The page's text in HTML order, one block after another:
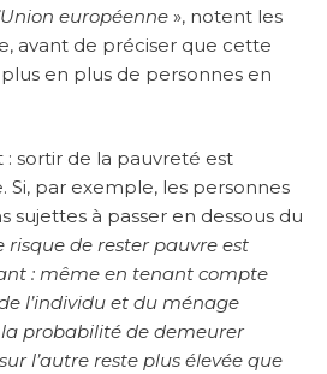
européenne », notent les
avant de préciser que cette
en plus de personnes en
sortir de la pauvreté est
Si, par exemple, les personnes
sujettes à passer en dessous du
risque de rester pauvre est
: même en tenant compte
l’individu et du ménage
probabilité de demeurer
l’autre reste plus élevée que